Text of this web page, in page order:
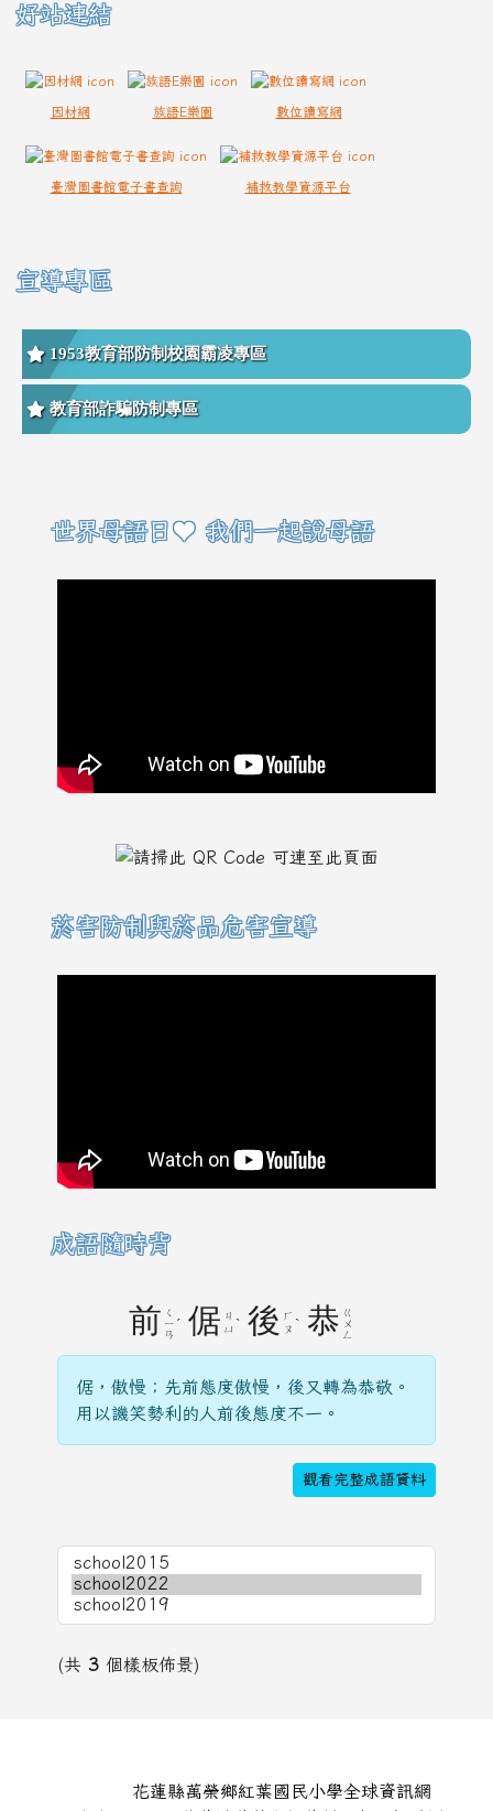
好站連結
因材網 族語E樂園 數位讀寫網
臺灣圖書館電子書查詢 補救教學資源平台
宣導專區
1953教育部防制校園霸凌專區
教育部詐騙防制專區
右邊區域內容
世界母語日♥ 我們一起說母語
菸害防制與菸品危害宣導
成語隨時背
前 ㄑ
ㄧ
ㄢ
ˊ 倨 ㄐ
ㄩ ˋ 後 ㄏ
ㄡ ˋ 恭 ㄍ
ㄨ
ㄥ
倨，傲慢；先前態度傲慢，後又轉為恭敬。
用以譏笑勢利的人前後態度不一。
觀看完整成語資料
(共 3 個樣板佈景)
花蓮縣萬榮鄉紅葉國民小學全球資訊網